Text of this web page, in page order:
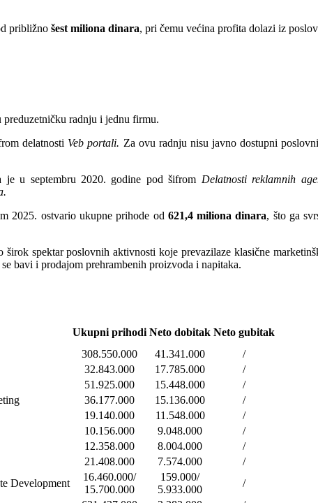
približno šest miliona dinara, pri čemu većina profita dolazi iz
preduzetničku radnju i jednu firmu.
delatnosti Veb portali. Za ovu radnju nisu javno dostupni
u septembru 2020. godine pod šifrom Delatnosti reklamnih
2025. ostvario ukupne prihode od 621,4 miliona dinara, što ga
spektar poslovnih aktivnosti koje prevazilaze klasične
bavi i prodajom prehrambenih proizvoda i napitaka.
Ukupni prihodi Neto dobitak Neto gubitak
308.550.000 41.341.000
/
32.843.000 17.785.000
/
51.925.000 15.448.000
/
36.177.000 15.136.000
/
19.140.000 11.548.000
/
10.156.000 9.048.000
/
12.358.000 8.004.000
/
21.408.000 7.574.000
/
Development
16.460.000/
15.700.000
159.000/
5.933.000
/